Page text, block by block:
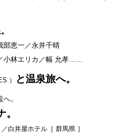
部恵一／永井千晴
小林エリカ／幅 允孝……
） と温泉旅へ。
。
白井屋ホテル［ 群馬県 ］